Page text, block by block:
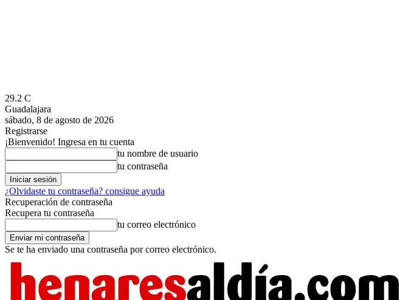
29.2 C
Guadalajara
sábado, 8 de agosto de 2026
Registrarse
¡Bienvenido! Ingresa en tu cuenta
tu nombre de usuario
tu contraseña
¿Olvidaste tu contraseña? consigue ayuda
Recuperación de contraseña
Recupera tu contraseña
tu correo electrónico
Se te ha enviado una contraseña por correo electrónico.